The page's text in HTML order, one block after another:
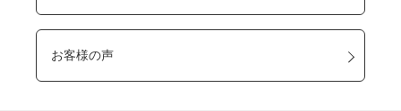
お客様の声